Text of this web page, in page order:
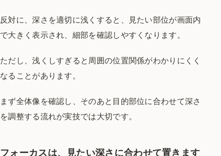
反対に、深さを適切に浅くすると、見たい部位が画面内
で大きく表示され、細部を確認しやすくなります。
ただし、浅くしすぎると周囲の位置関係がわかりにくく
なることがあります。
まず全体像を確認し、そのあと目的部位に合わせて深さ
を調整する流れが実技では大切です。
フォーカスは、見たい深さに合わせて置きます